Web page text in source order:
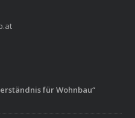
für Wohnbau“